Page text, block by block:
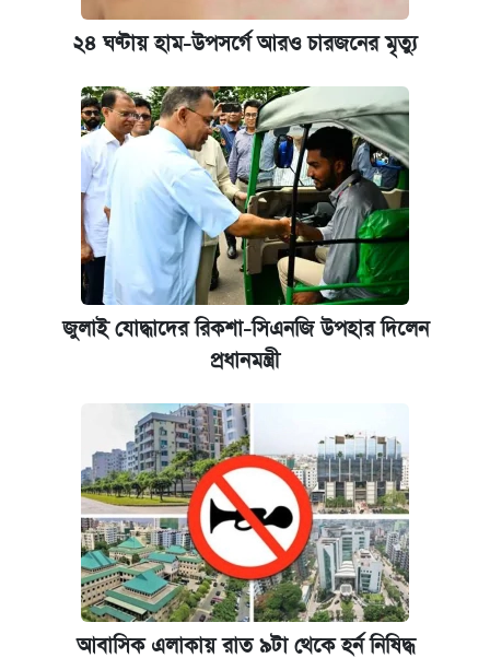
২৪ ঘণ্টায় হাম-উপসর্গে আরও চারজনের মৃত্যু
জুলাই যোদ্ধাদের রিকশা-সিএনজি উপহার দিলেন
প্রধানমন্ত্রী
আবাসিক এলাকায় রাত ৯টা থেকে হর্ন নিষিদ্ধ